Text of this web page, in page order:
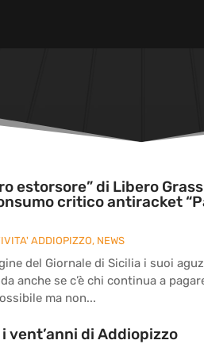
estorsore” di Libero
critico antiracket
ADDIOPIZZO, NEWS
del Giornale di Sicilia i suoi
anche se c’è chi continua a
ma non...
vent’anni di Addiopizzo